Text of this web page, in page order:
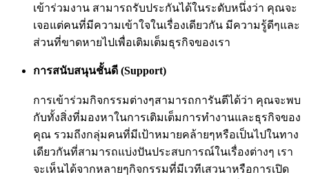
เข้าร่วมงาน สามารถรับประกันได้ในระดับหนึ่งว่า คุณจะ
เจอแต่คนที่มีความเข้าใจในเรื่องเดียวกัน มีความรู้ดีๆและ
ส่วนที่ขาดหายไปเพื่อเติมเต็มธุรกิจของเรา
การสนับสนุนชั้นดี (Support)
การเข้าร่วมกิจกรรมต่างๆสามารถการันตีได้ว่า คุณจะพบ
กับทั้งสิ่งที่มองหาในการเติมเต็มการทำงานและธุรกิจของ
คุณ รวมถีงกลุ่มคนที่มีเป้าหมายคล้ายๆหรือเป็นไปในทาง
เดียวกันที่สามารถแบ่งปันประสบการณ์ในเรื่องต่างๆ เรา
จะเห็นได้จากหลายๆกิจกรรมที่มีเวทีเสวนาหรือการเปิด